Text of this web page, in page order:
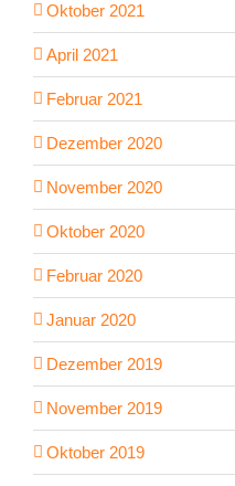
Oktober 2021
April 2021
Februar 2021
Dezember 2020
November 2020
Oktober 2020
Februar 2020
Januar 2020
Dezember 2019
November 2019
Oktober 2019